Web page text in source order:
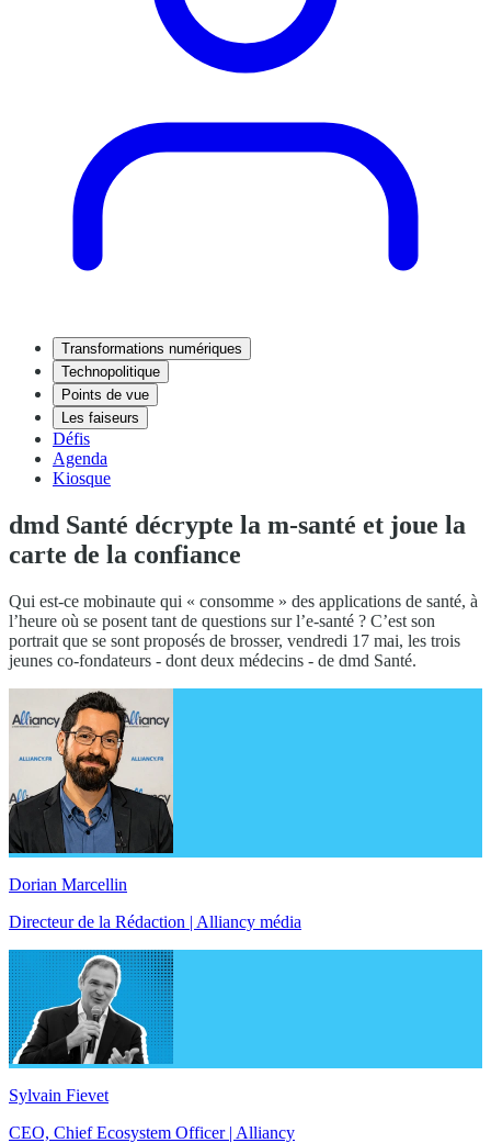
Transformations numériques
Technopolitique
Points de vue
Les faiseurs
Défis
Agenda
Kiosque
dmd Santé décrypte la m-santé et joue la
carte de la confiance
Qui est-ce mobinaute qui « consomme » des applications de santé, à
l’heure où se posent tant de questions sur l’e-santé ? C’est son
portrait que se sont proposés de brosser, vendredi 17 mai, les trois
jeunes co-fondateurs - dont deux médecins - de dmd Santé.
Dorian Marcellin
Directeur de la Rédaction | Alliancy média
Sylvain Fievet
CEO, Chief Ecosystem Officer | Alliancy